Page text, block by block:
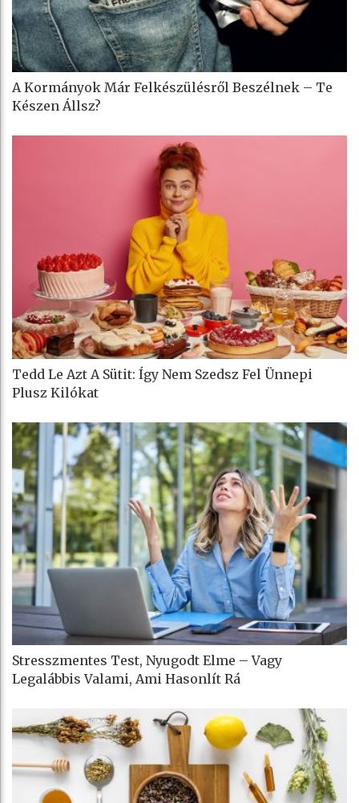
A Kormányok Már Felkészülésről Beszélnek – Te
Készen Állsz?
Tedd Le Azt A Sütit: Így Nem Szedsz Fel Ünnepi
Plusz Kilókat
Stresszmentes Test, Nyugodt Elme – Vagy
Legalábbis Valami, Ami Hasonlít Rá